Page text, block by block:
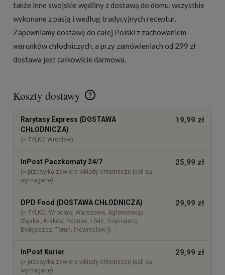
także inne swojskie wędliny z dostawą do domu, wszystkie
wykonane z pasją i według tradycyjnych receptur.
Zapewniamy dostawę do całej Polski z zachowaniem
warunków chłodniczych, a przy zamówieniach od 299 zł
dostawa jest całkowicie darmowa.
Koszty dostawy
Cena nie zawiera ewentualnych kosztów płatności
Rarytasy Express (DOSTAWA
CHŁODNICZA)
(> TYLKO Wrocław)
19,99 zł
InPost Paczkomaty 24/7
(> przesyłka zawiera wkłady chłodnicze jeśli są
wymagane)
25,99 zł
DPD Food (DOSTAWA CHŁODNICZA)
(> TYLKO: Wrocław, Warszawa, Aglomeracja
Śląska , Kraków, Poznań, Łódź, Trójmiasto,
Bydgoszcz, Toruń, Inowrocław ))
29,99 zł
InPost Kurier
(> przesyłka zawiera wkłady chłodnicze jeśli są
wymagane)
29,99 zł